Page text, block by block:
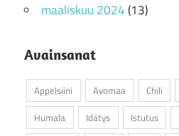
maaliskuu 2024(13)
Avainsanat
Appelsiini Avomaa Chili
Humala
Idätys Istutus